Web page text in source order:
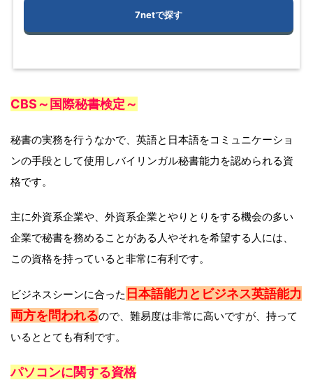
7netで探す
CBS～国際秘書検定～
秘書の実務を行うなかで、英語と日本語をコミュニケーショ
ンの手段として使用しバイリンガル秘書能力を認められる資
格です。
主に外資系企業や、外資系企業とやりとりをする機会の多い
企業で秘書を務めることがある人やそれを希望する人には、
この資格を持っていると非常に有利です。
ビジネスシーンに合った 日本語能力とビジネス英語能力
両方を問われるので、難易度は非常に高いですが、持って
いるととても有利です。
パソコンに関する資格